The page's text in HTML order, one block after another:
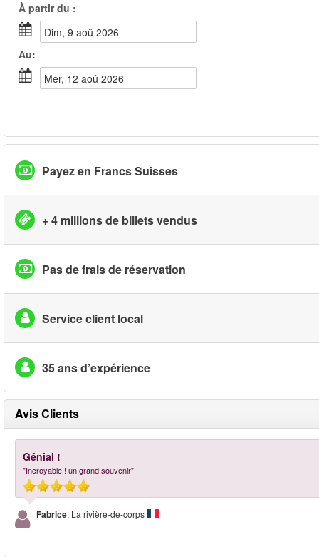
À partir du :
dim, 9 aoû 2026
Au:
mer, 12 aoû 2026
Payez en Francs Suisses
+ 4 millions de billets vendus
Pas de frais de réservation
Service client local
35 ans d’expérience
Avis Clients
Génial !
"Incroyable ! un grand souvenir"
Fabrice, La rivière-de-corps